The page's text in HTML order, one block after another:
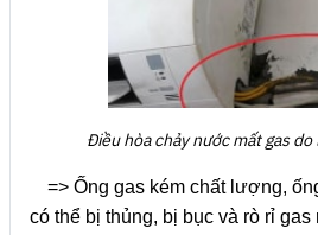
Điều hòa chảy nước mất gas
=> Ống gas kém chất lượng,
có thể bị thủng, bị bục và rò rỉ